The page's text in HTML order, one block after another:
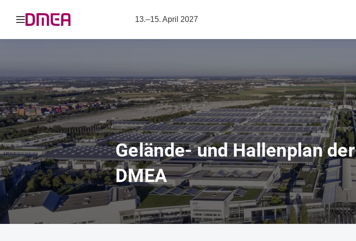
Navigation öffnen 13.–15. April 2027
Gelände- und Hallenplan der
DMEA